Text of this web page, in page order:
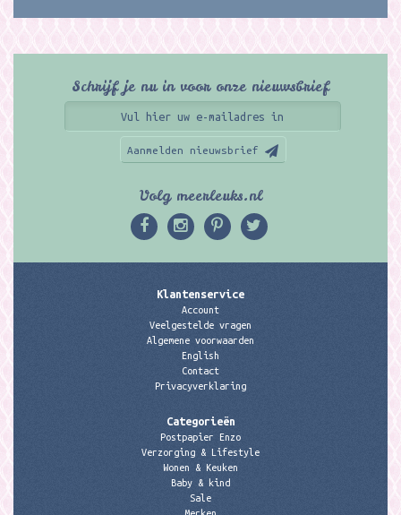
Schrijf je nu in voor onze nieuwsbrief
Aanmelden nieuwsbrief
Volg meerleuks.nl
Klantenservice
Account
Veelgestelde vragen
Algemene voorwaarden
English
Contact
Privacyverklaring
Categorieën
Postpapier Enzo
Verzorging & Lifestyle
Wonen & Keuken
Baby & kind
Sale